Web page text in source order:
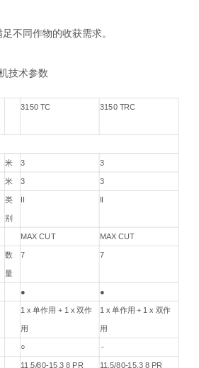
不同作物的收获需求。
技术参数
3150 TC 3150 TRC
米 3 3
米 3 3
类
别
MAX CUT MAX CUT
数
量
7 7
● ●
1 x 单作用 + 1 x 双作
用
1 x 单作用 + 1 x 双作
用
○ -
11.5/80-15.3 8 PR 11.5/80-15.3 8 PR